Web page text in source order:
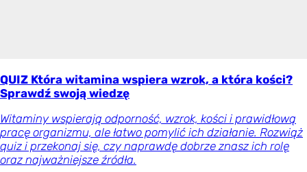
QUIZ Która witamina wspiera wzrok, a która kości?
Sprawdź swoją wiedzę
Witaminy wspierają odporność, wzrok, kości i prawidłową
pracę organizmu, ale łatwo pomylić ich działanie. Rozwiąż
quiz i przekonaj się, czy naprawdę dobrze znasz ich rolę
oraz najważniejsze źródła.